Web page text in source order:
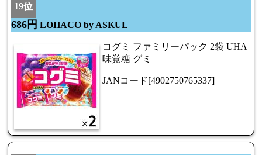
19位
686円 LOHACO by ASKUL
コグミ ファミリーパック 2袋 UHA
味覚糖 グミ
JANコード[4902750765337]